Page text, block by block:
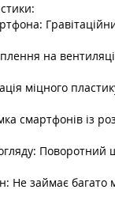
на
міцного
смартфонів із
Не займає багато